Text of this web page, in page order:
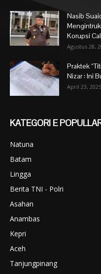
Nasib
Korupsi
Agustus 28,
Praktek
Nizar : Ini
April 23, 2025
KATEGORI E
Natuna
Batam
Lingga
Berita TNI - Polri
Asahan
Anambas
Kepri
Aceh
Tanjungpinang